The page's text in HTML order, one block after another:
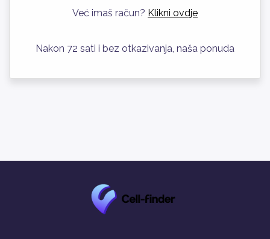
Već imaš račun? Klikni ovdje
Nakon 72 sati i bez otkazivanja, naša ponuda